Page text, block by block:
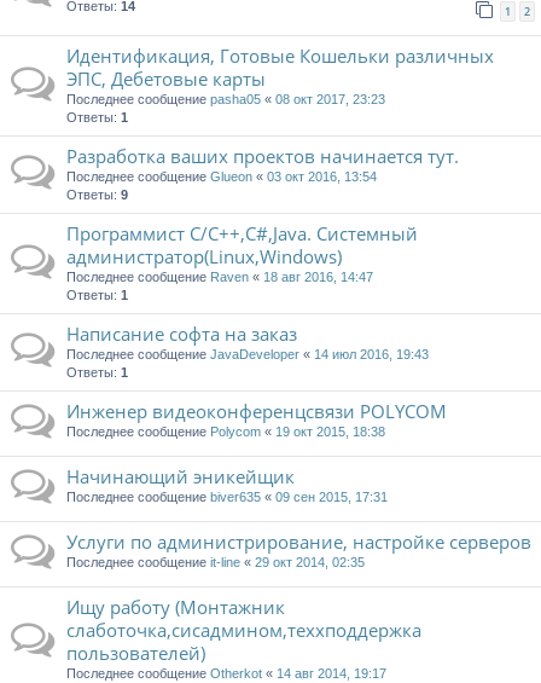
Ответы: 14 1 2
Идентификация, Готовые Кошельки различных
ЭПС, Дебетовые карты
Последнее сообщение pasha05 « 08 окт 2017, 23:23
Ответы: 1
Разработка ваших проектов начинается тут.
Последнее сообщение Glueon « 03 окт 2016, 13:54
Ответы: 9
Программист C/C++,C#,Java. Системный
администратор(Linux,Windows)
Последнее сообщение Raven « 18 авг 2016, 14:47
Ответы: 1
Написание софта на заказ
Последнее сообщение JavaDeveloper « 14 июл 2016, 19:43
Ответы: 1
Инженер видеоконференцсвязи POLYCOM
Последнее сообщение Polycom « 19 окт 2015, 18:38
Начинающий эникейщик
Последнее сообщение biver635 « 09 сен 2015, 17:31
Услуги по администрирование, настройке серверов
Последнее сообщение it-line « 29 окт 2014, 02:35
Ищу работу (Монтажник
слаботочка,сисадмином,теххподдержка
пользователей)
Последнее сообщение Otherkot « 14 авг 2014, 19:17